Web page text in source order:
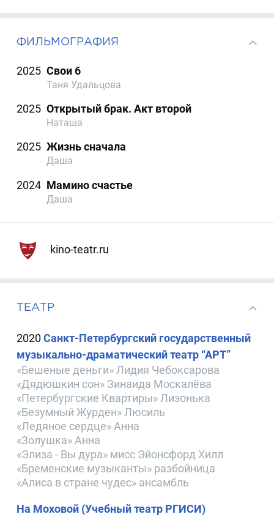
ФИЛЬМОГРАФИЯ
2025 Свои 6
Таня Удальцова
2025 Открытый брак. Акт второй
Наташа
2025 Жизнь сначала
Даша
2024 Мамино счастье
Даша
kino-teatr.ru
ТЕАТР
2020Санкт-Петербургский государственный
музыкально-драматический театр “АРТ”
«Бешеные деньги» Лидия Чебоксарова
«Дядюшкин сон» Зинаида Москалёва
«Петербургские Квартиры» Лизонька
«Безумный Журден» Люсиль
«Ледяное сердце» Анна
«Золушка» Анна
«Элиза - Вы дура» мисс Эйонсфорд Хилл
«Бременские музыканты» разбойница
«Алиса в стране чудес» ансамбль
На Моховой (Учебный театр РГИСИ)